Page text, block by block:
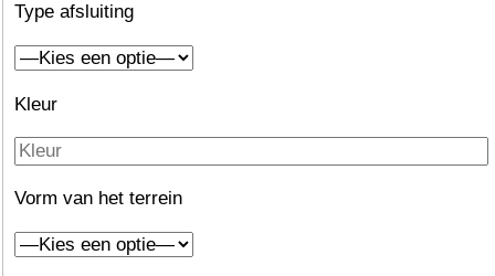
Type afsluiting
Kleur
Vorm van het terrein